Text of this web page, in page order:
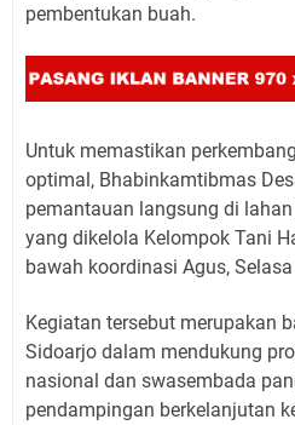
pembentukan buah.
Untuk memastikan
optimal, Bhabinkamtibmas
pemantauan langsung di
yang dikelola Kelompok Tani
bawah koordinasi Agus,
Kegiatan tersebut merupakan
Sidoarjo dalam mendukung
nasional dan swasembada
pendampingan berkelanjutan